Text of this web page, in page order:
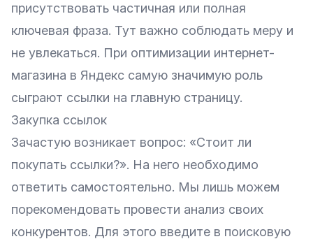
присутствовать частичная или полная
ключевая фраза. Тут важно соблюдать меру и
не увлекаться. При оптимизации интернет-
магазина в Яндекс самую значимую роль
сыграют ссылки на главную страницу.
Закупка ссылок
Зачастую возникает вопрос: «Стоит ли
покупать ссылки?». На него необходимо
ответить самостоятельно. Мы лишь можем
порекомендовать провести анализ своих
конкурентов. Для этого введите в поисковую